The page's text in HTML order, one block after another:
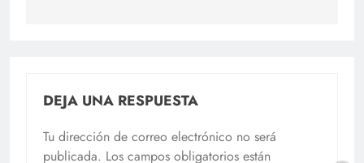
DEJA UNA RESPUESTA
Tu dirección de correo electrónico no será
publicada. Los campos obligatorios están